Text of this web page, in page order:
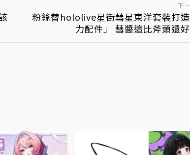
下
粉絲替hololive星街彗星東洋套裝打
力配件」 彗醬這比斧頭還